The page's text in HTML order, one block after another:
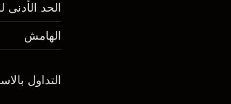
رسم
رسم
حجم
الحد الأدنى
الهامش
التداول